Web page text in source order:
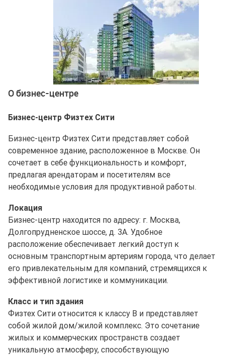
О бизнес-центре
Бизнес-центр Физтех Сити
Бизнес-центр Физтех Сити представляет собой
современное здание, расположенное в Москве. Он
сочетает в себе функциональность и комфорт,
предлагая арендаторам и посетителям все
необходимые условия для продуктивной работы.
Локация
Бизнес-центр находится по адресу: г. Москва,
Долгопрудненское шоссе, д. 3А. Удобное
расположение обеспечивает легкий доступ к
основным транспортным артериям города, что делает
его привлекательным для компаний, стремящихся к
эффективной логистике и коммуникации.
Класс и тип здания
Физтех Сити относится к классу B и представляет
собой жилой дом/жилой комплекс. Это сочетание
жилых и коммерческих пространств создает
уникальную атмосферу, способствующую